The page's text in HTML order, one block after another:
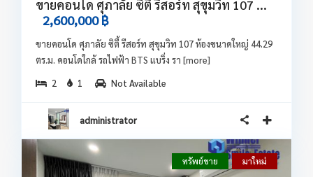
ขายคอนโด ศุภาลัย ซิตี้ รีสอร์ท สุขุมวิท 107 ...
2,600,000 ฿
ขายคอนโด ศุภาลัย ซิตี้ รีสอร์ท สุขุมวิท 107 ห้องขนาดใหญ่ 44.29
ตร.ม. คอนโดใกล้ รถไฟฟ้า BTS แบริ่ง รา [more]
2
1 Not Available
administrator
ทรัพย์ขาย มาใหม่